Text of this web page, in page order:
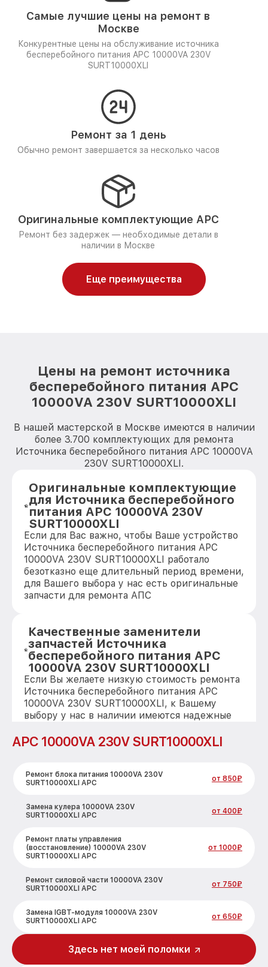
Самые лучшие цены на ремонт в
Москве
Конкурентные цены на обслуживание источника
бесперебойного питания APC 10000VA 230V
SURT10000XLI
Ремонт за 1 день
Обычно ремонт завершается за несколько часов
Оригинальные комплектующие APC
Ремонт без задержек — необходимые детали в
наличии в Москве
Еще преимущества
Цены на ремонт источника
бесперебойного питания APC
10000VA 230V SURT10000XLI
В нашей мастерской в Москве имеются в наличии
более 3.700 комплектующих для ремонта
Источника бесперебойного питания APC 10000VA
230V SURT10000XLI.
Оригинальные комплектующие
для Источника бесперебойного
питания APC 10000VA 230V
SURT10000XLI
Если для Вас важно, чтобы Ваше устройство
Источника бесперебойного питания APC
10000VA 230V SURT10000XLI работало
безотказно еще длительный период времени,
для Вашего выбора у нас есть оригинальные
запчасти для ремонта АПС
Качественные заменители
запчастей Источника
бесперебойного питания APC
10000VA 230V SURT10000XLI
Если Вы желаете низкую стоимость ремонта
Источника бесперебойного питания APC
10000VA 230V SURT10000XLI, к Вашему
выбору у нас в наличии имеются надежные
APC 10000VA 230V SURT10000XLI
Ремонт блока питания 10000VA 230V
SURT10000XLI APC
от 850₽
Замена кулера 10000VA 230V
SURT10000XLI APC
от 400₽
Ремонт платы управления
(восстановление) 10000VA 230V
SURT10000XLI APC
от 1000₽
Ремонт силовой части 10000VA 230V
SURT10000XLI APC
от 750₽
Замена IGBT-модуля 10000VA 230V
SURT10000XLI APC
от 650₽
Здесь нет моей поломки